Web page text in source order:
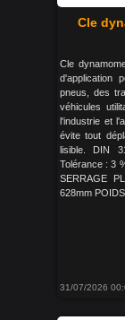
Cle
Cle
d'application
pneus, des
véhicules
l'industrie et
évite tout
lisible. DIN
Tolérance : 3
SERRAGE
628mm
31/07/2026